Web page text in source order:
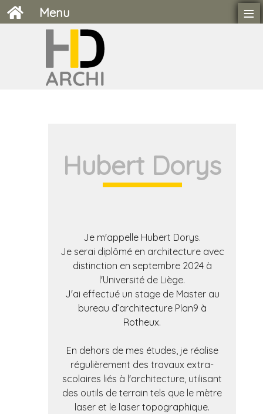
Hubert Dorys
Je m'appelle Hubert Dorys.
Je serai diplômé en architecture avec
distinction en septembre 2024 à
l'Université de Liège.
J'ai effectué un stage de Master au
bureau d’architecture Plan9 à
Rotheux.
En dehors de mes études, je réalise
régulièrement des travaux extra-
scolaires liés à l'architecture, utilisant
des outils de terrain tels que le mètre
laser et le laser topographique.
Menu ≡